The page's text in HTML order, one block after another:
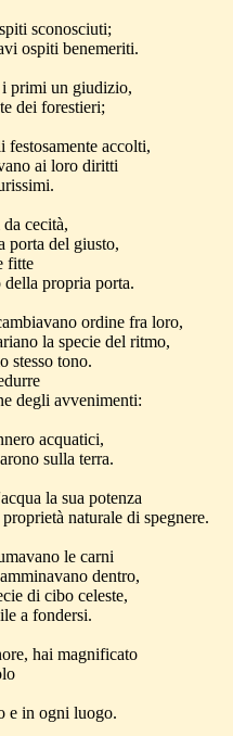
sconosciuti;
ospiti benemeriti.
primi un giudizio,
dei forestieri;
accolti,
ai loro diritti
cecità,
porta del giusto,
fitte
della propria porta.
ordine fra loro,
la specie del ritmo,
stesso tono.
degli avvenimenti:
acquatici,
sulla terra.
la sua potenza
naturale di spegnere.
le carni
dentro,
di cibo celeste,
a fondersi.
hai magnificato
e in ogni luogo.